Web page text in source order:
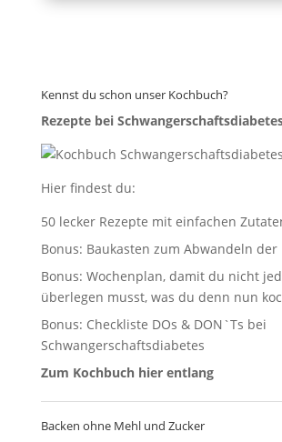
Kennst du schon unser Kochbuch?
Rezepte bei
Hier findest du:
50 lecker Rezepte mit einfachen
Bonus: Baukasten zum Abwandeln der
Bonus: Wochenplan, damit du nicht
überlegen musst, was du denn nun
Bonus: Checkliste DOs & DON`Ts bei
Schwangerschaftsdiabetes
Zum Kochbuch hier entlang
Backen ohne Mehl und Zucker